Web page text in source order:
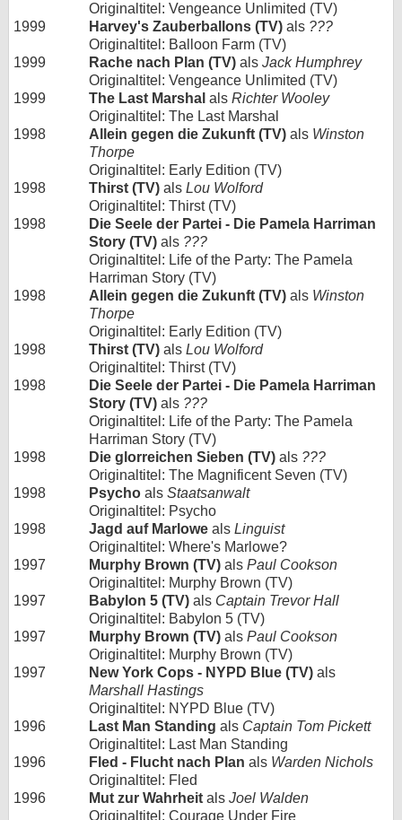
Originaltitel: Vengeance Unlimited (TV)
1999
Harvey's Zauberballons (TV) als ???
Originaltitel: Balloon Farm (TV)
1999
Rache nach Plan (TV) als Jack Humphrey
Originaltitel: Vengeance Unlimited (TV)
1999
The Last Marshal als Richter Wooley
Originaltitel: The Last Marshal
1998
Allein gegen die Zukunft (TV) als Winston
Thorpe
Originaltitel: Early Edition (TV)
1998
Thirst (TV) als Lou Wolford
Originaltitel: Thirst (TV)
1998
Die Seele der Partei - Die Pamela Harriman
Story (TV) als ???
Originaltitel: Life of the Party: The Pamela
Harriman Story (TV)
1998
Allein gegen die Zukunft (TV) als Winston
Thorpe
Originaltitel: Early Edition (TV)
1998
Thirst (TV) als Lou Wolford
Originaltitel: Thirst (TV)
1998
Die Seele der Partei - Die Pamela Harriman
Story (TV) als ???
Originaltitel: Life of the Party: The Pamela
Harriman Story (TV)
1998
Die glorreichen Sieben (TV) als ???
Originaltitel: The Magnificent Seven (TV)
1998
Psycho als Staatsanwalt
Originaltitel: Psycho
1998
Jagd auf Marlowe als Linguist
Originaltitel: Where's Marlowe?
1997
Murphy Brown (TV) als Paul Cookson
Originaltitel: Murphy Brown (TV)
1997
Babylon 5 (TV) als Captain Trevor Hall
Originaltitel: Babylon 5 (TV)
1997
Murphy Brown (TV) als Paul Cookson
Originaltitel: Murphy Brown (TV)
1997
New York Cops - NYPD Blue (TV) als
Marshall Hastings
Originaltitel: NYPD Blue (TV)
1996
Last Man Standing als Captain Tom Pickett
Originaltitel: Last Man Standing
1996
Fled - Flucht nach Plan als Warden Nichols
Originaltitel: Fled
1996
Mut zur Wahrheit als Joel Walden
Originaltitel: Courage Under Fire